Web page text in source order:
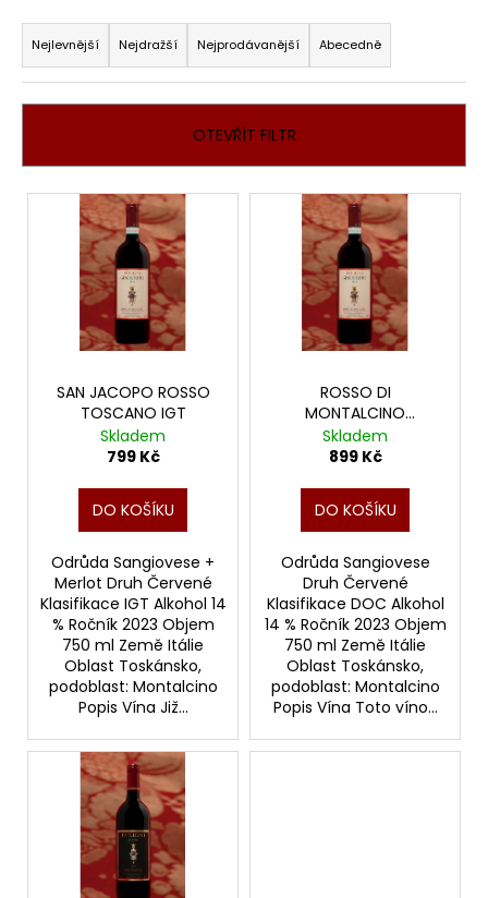
Ř
a
z
e
í
p
Nejlevnější Nejdražší Nejprodávanější Abecedně
OTEVŘÍT FILTR
V
SAN JACOPO ROSSO
TOSCANO IGT
Skladem
799 Kč
DO KOŠÍKU
Odrůda Sangiovese +
Merlot Druh Červené
Klasifikace IGT Alkohol 14
% Ročník 2023 Objem
750 ml Země Itálie
Oblast Toskánsko,
podoblast: Montalcino
Popis Vína Již...
ROSSO DI
MONTALCINO
GINESTRETO DOC
Skladem
899 Kč
DO KOŠÍKU
Odrůda Sangiovese
Druh Červené
Klasifikace DOC Alkohol
14 % Ročník 2023 Objem
750 ml Země Itálie
Oblast Toskánsko,
podoblast: Montalcino
Popis Vína Toto víno...